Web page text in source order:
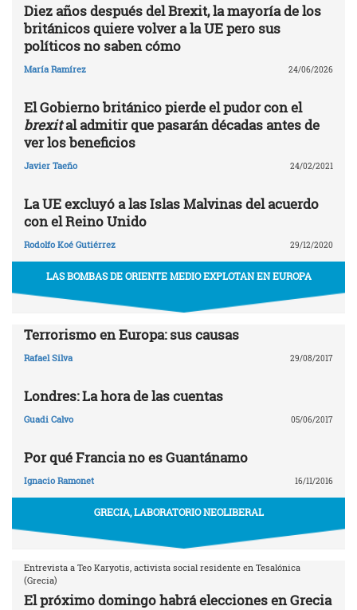
Diez años después del Brexit, la mayoría de los
británicos quiere volver a la UE pero sus
políticos no saben cómo
María Ramírez 24/06/2026
El Gobierno británico pierde el pudor con el
brexital admitir que pasarán décadas antes de
ver los beneficios
Javier Taeño 24/02/2021
La UE excluyó a las Islas Malvinas del acuerdo
con el Reino Unido
Rodolfo Koé Gutiérrez 29/12/2020
LAS BOMBAS DE ORIENTE MEDIO EXPLOTAN EN EUROPA
Terrorismo en Europa: sus causas
Rafael Silva 29/08/2017
Londres: La hora de las cuentas
Guadi Calvo 05/06/2017
Por qué Francia no es Guantánamo
Ignacio Ramonet 16/11/2016
GRECIA, LABORATORIO NEOLIBERAL
Entrevista a Teo Karyotis, activista social residente en Tesalónica
(Grecia)
El próximo domingo habrá elecciones en Grecia